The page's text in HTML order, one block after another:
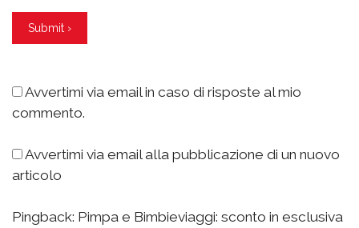
Avvertimi via email in caso di risposte al mio
commento.
Avvertimi via email alla pubblicazione di un nuovo
articolo
Pingback: Pimpa e Bimbieviaggi: sconto in esclusiva